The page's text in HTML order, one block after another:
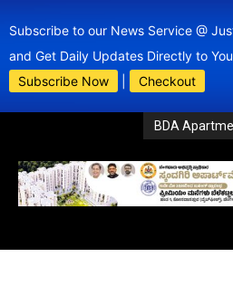
Subscribe to our News Service @
and Get Daily Updates Directly to
Subscribe Now
Checkout
BDA